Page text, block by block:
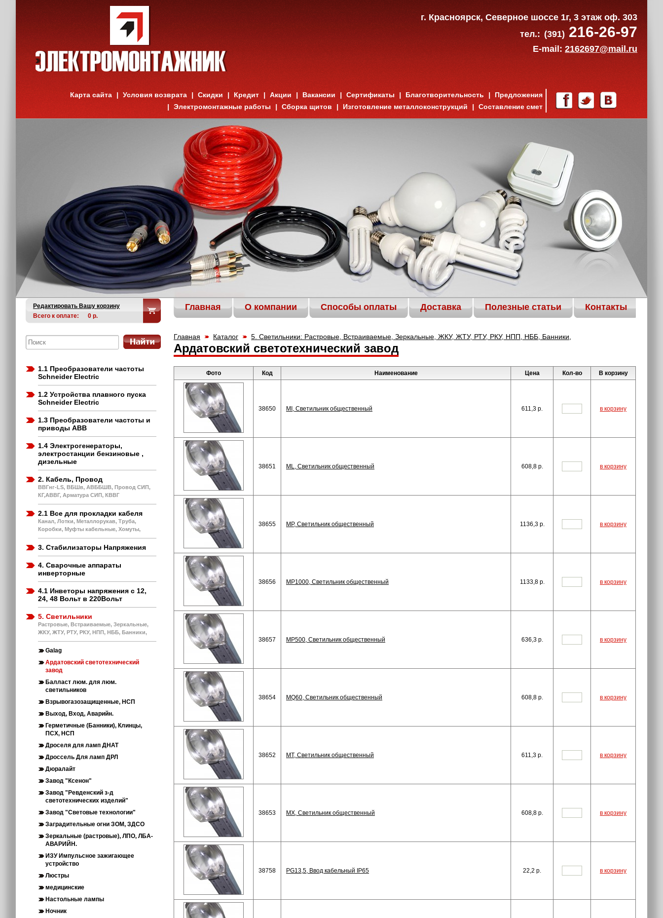
г. Красноярск, Северное шоссе 1г, 3 этаж оф. 303
тел.: (391)216-26-97
E-mail: 2162697@mail.ru
Карта сайта Условия возврата Скидки Кредит Акции Вакансии Сертификаты Благотворительность
Предложения
Электромонтажные работы
Сборка щитов Изготовление металлоконструкций Составление смет
Редактировать Вашу корзину
Всего к оплате:
0 р.
1.1 Преобразователи частоты
Schneider Electric
1.2 Устройства плавного пуска
Schneider Electric
1.3 Преобразователи частоты и
приводы ABB
1.4 Электрогенераторы,
электростанции бензиновые ,
дизельные
2. Кабель, Провод
ВВГнг-LS, ВБШв, АВББШВ, Провод СИП,
КГ,АВВГ, Арматура СИП, КВВГ
2.1 Все для прокладки кабеля
Канал, Лотки, Металлорукав, Труба,
Коробки, Муфты кабельные, Хомуты,
3. Стабилизаторы Напряжения
4. Сварочные аппараты
инверторные
4.1 Инветоры напряжения с 12,
24, 48 Вольт в 220Вольт
5. Светильники
Растровые, Встраиваемые, Зеркальные,
ЖКУ, ЖТУ, РТУ, РКУ, НПП, НББ, Банники,
Galag
Ардатовский светотехнический
завод
Балласт люм. для люм.
светильников
Взрывогазозащищенные, НСП
Выход, Вход, Аварийн.
Герметичные (Банники), Клинцы,
ПСХ, НСП
Дроселя для ламп ДНАТ
Дроссель Для ламп ДРЛ
Дюралайт
Завод "Ксенон"
Завод "Ревденский з-д
светотехнических изделий"
Завод "Световые технологии"
Заградительные огни ЗОМ, ЗДСО
Зеркальные (растровые), ЛПО, ЛБА-
АВАРИЙН.
ИЗУ Импульсное зажигающее
устройство
Люстры
медицинские
Настольные лампы
Ночник
Главная О компании Способы оплаты Доставка Полезные статьи Контакты
Главная Каталог 5. Светильники: Растровые, Встраиваемые, Зеркальные, ЖКУ, ЖТУ, РТУ, РКУ, НПП, НББ, Банники,
Ардатовский светотехнический завод
Фото Код Наименование Цена Кол-во В корзину
38650 MI, Светильник общественный 611,3 p. в корзину
38651 ML, Светильник общественный 608,8p. в корзину
38655 MP, Светильник общественный 1136,3p. в корзину
38656 MP1000, Светильник общественный 1133,8p. в корзину
38657 MP500, Светильник общественный 636,3p. в корзину
38654 MQ60, Светильник общественный 608,8p. в корзину
38652 MT, Светильник общественный 611,3 p. в корзину
38653 MX, Светильник общественный 608,8p. в корзину
38758 PG13,5, Ввод кабельный IP65 22,2 p. в корзину